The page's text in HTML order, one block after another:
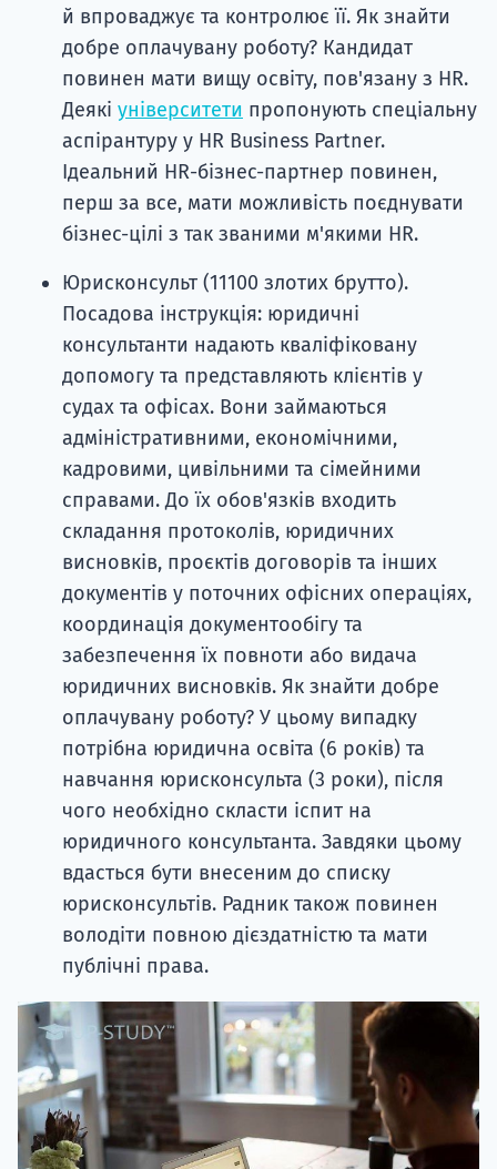
й впроваджує та контролює її. Як знайти
добре оплачувану роботу? Кандидат
повинен мати вищу освіту, пов'язану з HR.
Деякі університети пропонують спеціальну
аспірантуру у HR Business Partner.
Ідеальний HR-бізнес-партнер повинен,
перш за все, мати можливість поєднувати
бізнес-цілі з так званими м'якими HR.
Юрисконсульт (11100 злотих брутто).
Посадова інструкція: юридичні
консультанти надають кваліфіковану
допомогу та представляють клієнтів у
судах та офісах. Вони займаються
адміністративними, економічними,
кадровими, цивільними та сімейними
справами. До їх обов'язків входить
складання протоколів, юридичних
висновків, проєктів договорів та інших
документів у поточних офісних операціях,
координація документообігу та
забезпечення їх повноти або видача
юридичних висновків. Як знайти добре
оплачувану роботу? У цьому випадку
потрібна юридична освіта (6 років) та
навчання юрисконсульта (3 роки), після
чого необхідно скласти іспит на
юридичного консультанта. Завдяки цьому
вдасться бути внесеним до списку
юрисконсультів. Радник також повинен
володіти повною дієздатністю та мати
публічні права.